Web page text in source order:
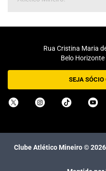
Rua Cristina Maria
Belo
SEJA
Clube Atlético Mineiro ©2026